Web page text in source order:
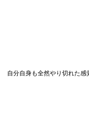
自分自身も全然やり切れた感